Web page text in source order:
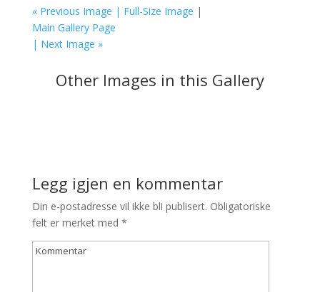
« Previous Image | Full-Size Image |
Main Gallery Page
| Next Image »
Other Images in this Gallery
Legg igjen en kommentar
Din e-postadresse vil ikke bli publisert. Obligatoriske
felt er merket med *